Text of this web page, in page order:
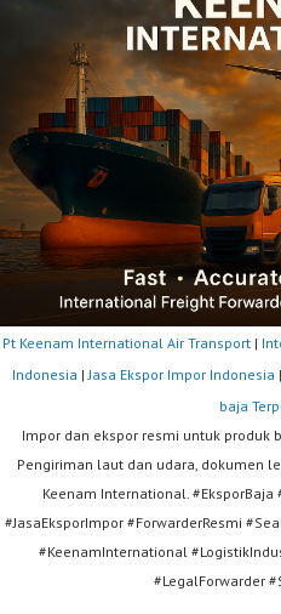
Pt Keenam International Air Transport|
Indonesia |Jasa Ekspor Impor Indonesia |
baja
Impor dan ekspor resmi untuk produk
Pengiriman laut dan udara, dokumen
Keenam International.
#JasaEksporImpor #ForwarderResmi
#KeenamInternational
#LegalForwarder